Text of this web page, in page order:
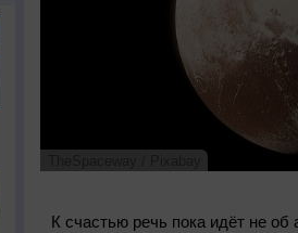
К счастью речь пока идёт не